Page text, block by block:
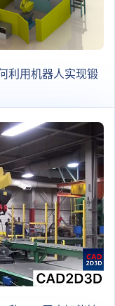
利用机器人实现锻